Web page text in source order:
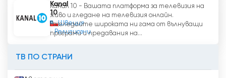
Kanal
10
Швеция
Религиозни
Канал 10 - Вашата платформа за телевизия на
живо и гледане на телевизия онлайн.
Разгледайте широката ни гама от вълнуващи
програми и предавания на...
ТВ ПО СТРАНИ